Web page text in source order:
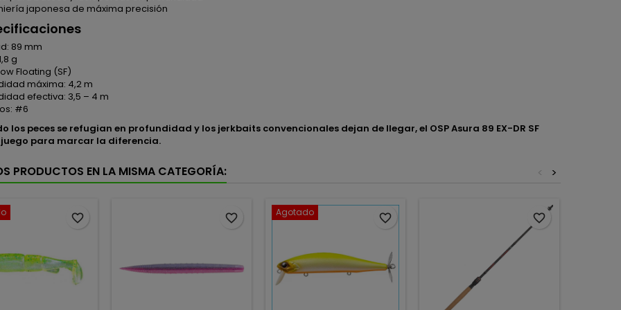
japonesa de máxima precisión
89 mm
g
Floating (SF)
máxima: 4,2 m
efectiva: 3,5 – 4 m
#6
los peces se refugian en profundidad y los jerkbaits convencionales dejan de llegar, el OSP Asura 89 EX-DR SF
para marcar la diferencia.
PRODUCTOS EN LA MISMA CATEGORÍA: >
<
favorite_border favorite_border Agotado favorite_border favorite_border